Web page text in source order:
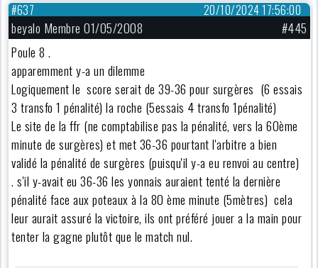
20/10/2024 17:56:00
#637
beyalo Membre 01/05/2008
#445
Poule 8 .
apparemment y-a un dilemme
Logiquement le score serait de 39-36 pour surgères (6 essais
3 transfo 1 pénalité) la roche (5essais 4 transfo 1pénalité)
Le site de la ffr (ne comptabilise pas la pénalité, vers la 60ème
minute de surgères) et met 36-36 pourtant l'arbitre a bien
validé la pénalité de surgères (puisqu'il y-a eu renvoi au centre)
. s'il y-avait eu 36-36 les yonnais auraient tenté la dernière
pénalité face aux poteaux à la 80 ème minute (5mètres) cela
leur aurait assuré la victoire, ils ont préféré jouer a la main pour
tenter la gagne plutôt que le match nul.